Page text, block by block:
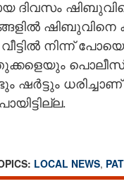
ദിവസം
ഷിബുവിനെ
നിന്ന്
പൊലീസ്
ഷർട്ടും
LOCAL NEWS,